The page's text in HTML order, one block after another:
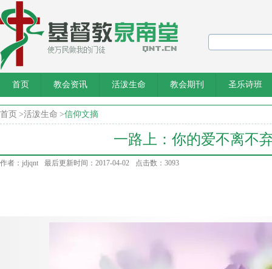
首页 教会资讯 活泼生命 教会期刊 圣乐诗班
首页 >活泼生命 >信仰文摘
一路上：你的爱不离不
作者：jdjqnt 最后更新时间：2017-04-02 点击数：3093